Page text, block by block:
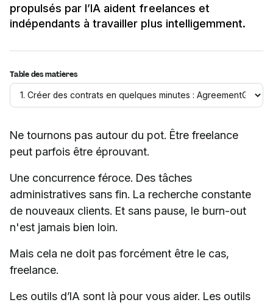
propulsés par l’IA aident freelances et
indépendants à travailler plus intelligemment.
Table des matières
Ne tournons pas autour du pot. Être freelance
peut parfois être éprouvant.
Une concurrence féroce. Des tâches
administratives sans fin. La recherche constante
de nouveaux clients. Et sans pause, le burn-out
n'est jamais bien loin.
Mais cela ne doit pas forcément être le cas,
freelance.
Les outils d’IA sont là pour vous aider. Les outils